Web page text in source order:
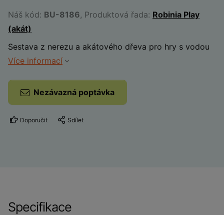
Náš kód: BU-8186, Produktová řada: Robinia Play
(akát)
Sestava z nerezu a akátového dřeva pro hry s vodou
Více informací
Nezávazná poptávka
Doporučit Sdílet
Specifikace